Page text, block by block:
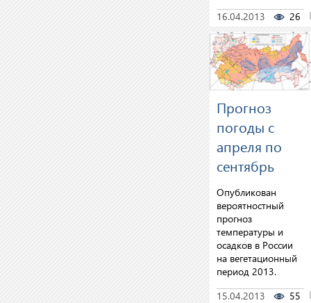
16.04.2013
26
Прогноз
погоды с
апреля по
сентябрь
Опубликован
вероятностный
прогноз
температуры и
осадков в России
на вегетационный
период 2013.
15.04.2013
55